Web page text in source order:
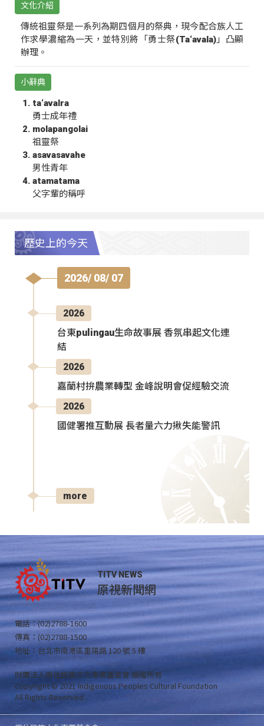
文化介紹
傳統祖靈祭是一系列為期四個月的祭典，現今配合族人工
作求學濃縮為一天，並特別將「勇士祭(Ta‘avala)」凸顯
辦理。
小辭典
ta‘avalra
勇士成年禮
molapangolai
祖靈祭
asavasavahe
男性青年
atamatama
父字輩的稱呼
歷史上的今天
2026/ 08/ 07
2026
台東pulingau生命故事展 香氛串起文化連
結
2026
嘉蘭村拚農業轉型 金峰說明會促經驗交流
2026
國健署推互動展 長者量六力揪失能警訊
more
TITV NEWS
原視新聞網
電話：(02)2788-1600
傳真：(02)2788-1500
地址：台北市南港區重陽路 120 號 5 樓
財團法人原住民族文化事業基金會 版權所有
Copyright © 2021 Indigenous Peoples Cultural Foundation
All Rights Reserved .